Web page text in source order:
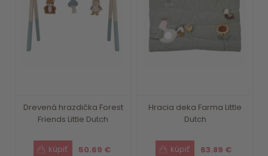
Drevená hrazdička Forest
Friends Little Dutch
50.69 €
Hracia deka Farma Little
Dutch
63.89 €